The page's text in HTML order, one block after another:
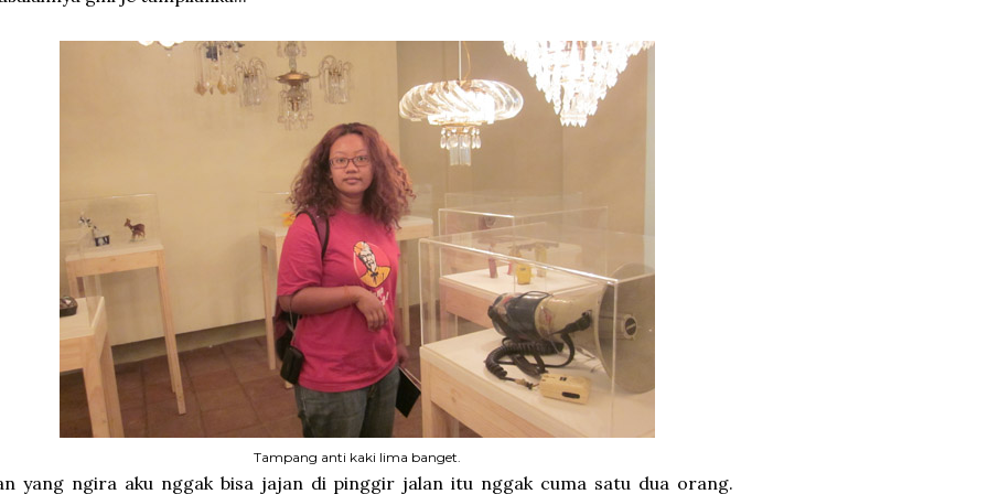
Tampang anti kaki lima banget.
yang ngira aku nggak bisa jajan di pinggir jalan itu nggak cuma satu dua orang.